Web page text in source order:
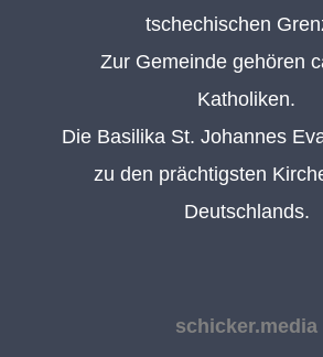
tschechischen
Zur Gemeinde gehören
Katholiken.
Die Basilika St. Johannes
zu den prächtigsten
Deutschlands.
schicker.media